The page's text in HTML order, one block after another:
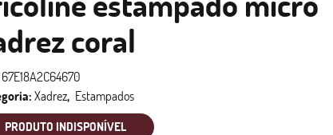
coral
67E18A2C64670
Xadrez Estampados
PRODUTO INDISPONÍVEL